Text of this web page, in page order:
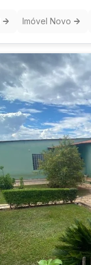
Imóvel Novo